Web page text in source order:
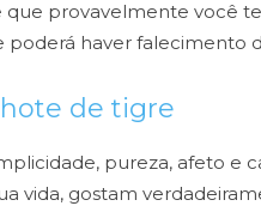
que provavelmente você
poderá haver falecimento
de tigre
pureza, afeto e
vida, gostam